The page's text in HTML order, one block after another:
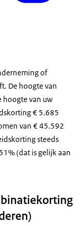
of
De hoogte van
hoogte van uw
€ 5.685
van € 45.592
steeds
(dat is gelijk aan